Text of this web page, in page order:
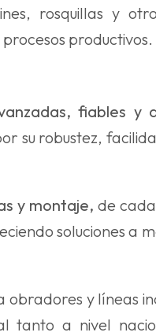
rosquillas y
productivos.
fiables y
su robustez,
y montaje, de
soluciones a
y líneas
tanto a nivel